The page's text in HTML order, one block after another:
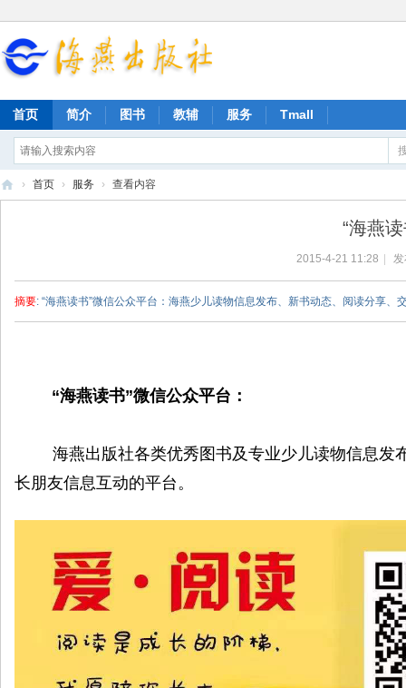
首页 简介 图书 教辅 服务 Tmall
› 首页 › 服务 › 查看内容
“海燕
2015-4-21 11:28
摘要: “海燕读书”微信公众平台：海燕少儿读物信息发布、新书动态、阅读分享、
“海燕读书”微信公众平台：
海燕出版社各类优秀图书及专业少儿读物信息
长朋友信息互动的平台。